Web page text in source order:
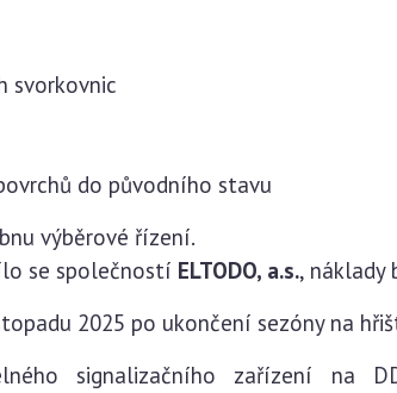
svorkovnic
do původního stavu
výběrové řízení.
se společností ELTODO, a.s., náklady
2025 po ukončení sezóny na
signalizačního zařízení na